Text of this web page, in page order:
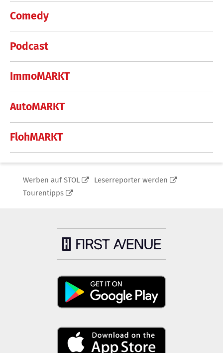
Comedy
Podcast
ImmoMARKT
AutoMARKT
FlohMARKT
Werben auf STOL
Leserreporter werden
Tourentipps